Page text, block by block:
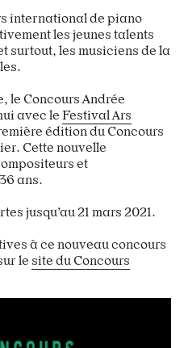
international de piano
les jeunes talents
surtout, les musiciens de la
le Concours Andrée
avec le Festival Ars
édition du Concours
Cette nouvelle
et
ans.
jusqu’au 21 mars 2021.
à ce nouveau concours
le site du Concours